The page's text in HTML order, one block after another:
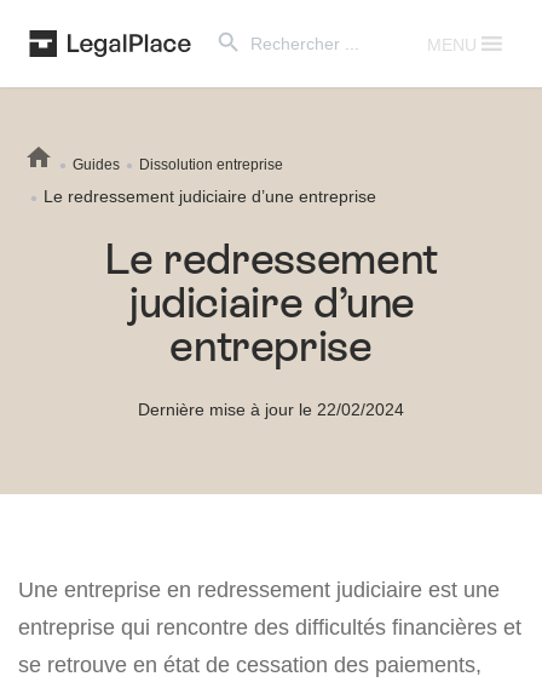
for:
MENU
Guides Dissolution entreprise
Le redressement judiciaire d’une entreprise
Le redressement
judiciaire d’une
entreprise
Dernière mise à jour le 22/02/2024
Une entreprise en redressement judiciaire est une
entreprise qui rencontre des difficultés financières et
se retrouve en état de cessation des paiements,